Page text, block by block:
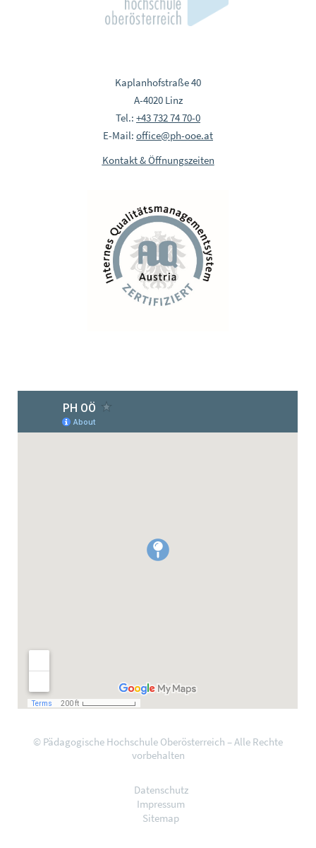
Kaplanhofstraße 40
A-4020 Linz
Tel.: +43 732 74 70-0
E-Mail: office@ph-ooe.at
Kontakt & Öffnungszeiten
© Pädagogische Hochschule Oberösterreich – Alle Rechte
vorbehalten
Datenschutz
Impressum
Sitemap